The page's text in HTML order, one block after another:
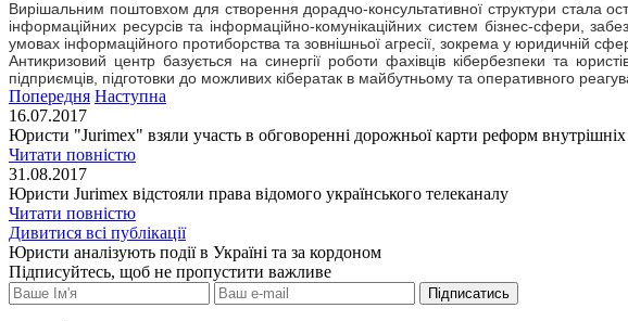
Вирішальним поштовхом для створення дорадчо-консультативної структури стала
інформаційних ресурсів та інформаційно-комунікаційних систем бізнес-сфери,
умовах інформаційного протиборства та зовнішньої агресії, зокрема у юридичній
Антикризовий центр базується на синергії роботи фахівців кібербезпеки та
підприємців, підготовки до можливих кібератак в майбутньому та оперативного
Попередня Наступна
16.07.2017
Юристи "Jurimеx" взяли участь в обговоренні дорожньої карти реформ
Читати повністю
31.08.2017
Юристи Jurimex відстояли права відомого українського телеканалу
Читати повністю
Дивитися всі публікації
Юристи аналізують події в Україні та за кордоном
Підписуйтесь, щоб не пропустити важливе
Підписатись